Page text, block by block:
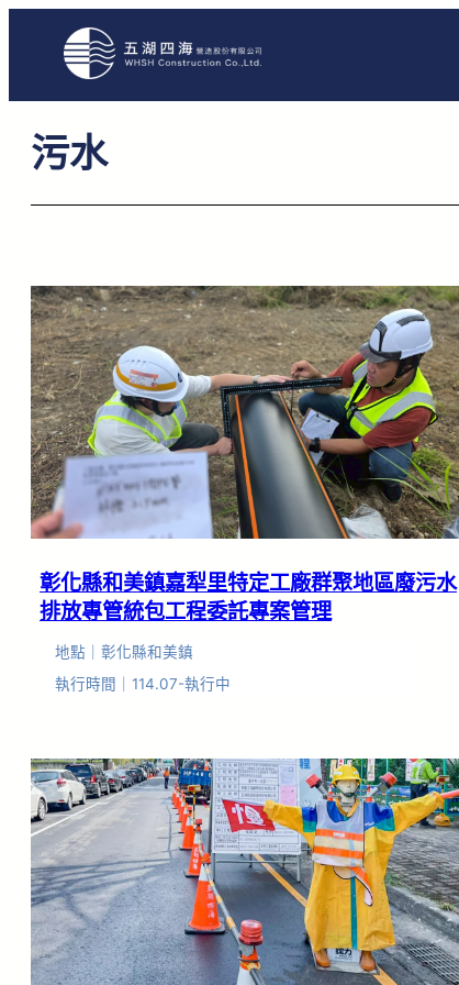
主
污水
彰化縣和美鎮嘉犁里特定工廠群聚地區廢污水
排放專管統包工程委託專案管理
地點｜彰化縣和美鎮
執行時間｜114.07-執行中